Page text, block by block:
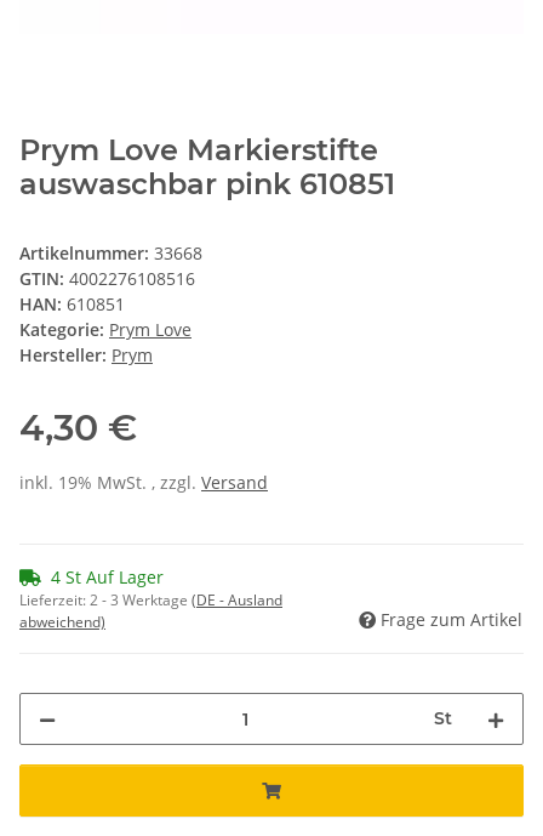
Prym Love Markierstifte
auswaschbar pink 610851
Artikelnummer: 33668
GTIN: 4002276108516
HAN: 610851
Kategorie: Prym Love
Hersteller: Prym
4,30 €
inkl. 19% MwSt. , zzgl. Versand
4 St Auf Lager
Lieferzeit:2 - 3 Werktage (DE - Ausland
abweichend)
Frage zum Artikel
St